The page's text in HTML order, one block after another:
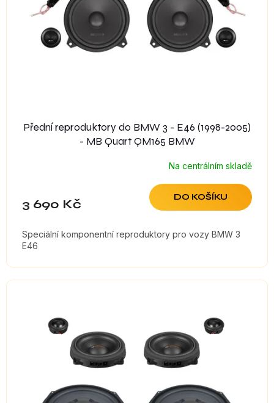
Přední reproduktory do BMW 3 - E46 (1998-2005)
- MB Quart QM165 BMW
Na centrálním skladě
3 690 Kč DO KOŠÍKU
Speciální komponentní reproduktory pro vozy BMW 3
E46